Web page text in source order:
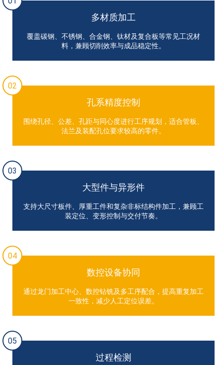
多材质加工
覆盖碳钢、不锈钢、合金钢、钛材及复合板等常见工况材
料，兼顾切削效率与成品稳定性。
02
孔系精度控制
围绕孔径、公差、孔距与同心度进行工序规划，适合管板、
法兰及装配孔位要求较高的零件。
03
大型件与异形件
支持大尺寸板件、厚重工件和复杂非标结构件加工，兼顾工
装定位、变形控制与交付节奏。
04
数控设备协同
通过龙门加工中心、数控钻铣及多工序配合，提高重复加工
一致性，减少人工定位误差。
05
过程检测